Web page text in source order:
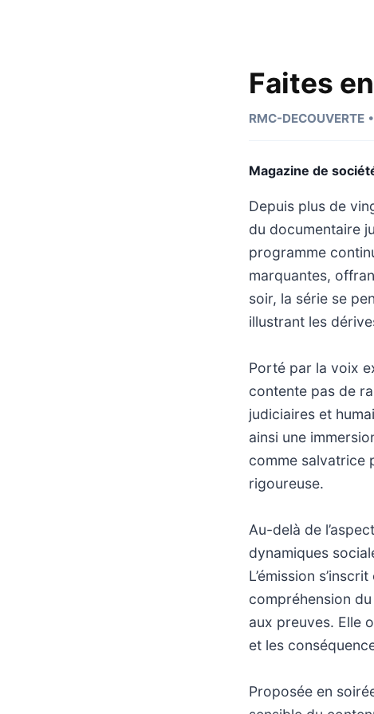
Faites
RMC-DECOUVERTE
Magazine de
Depuis plus de
du documentaire
programme
marquantes,
soir, la série se
illustrant les
Porté par la voix
contente pas de
judiciaires et
ainsi une
comme salvatrice
rigoureuse.
Au-delà de
dynamiques
L’émission
compréhension
aux preuves. Elle
et les
Proposée en